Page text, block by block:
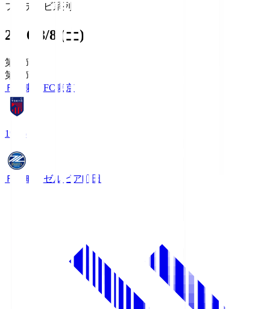
フジテレビ系列
2026/8/8 (土)
第1節
第1節
ＦＣ東京 FC東京
19:06
ＦＣ町田ゼルビア町田